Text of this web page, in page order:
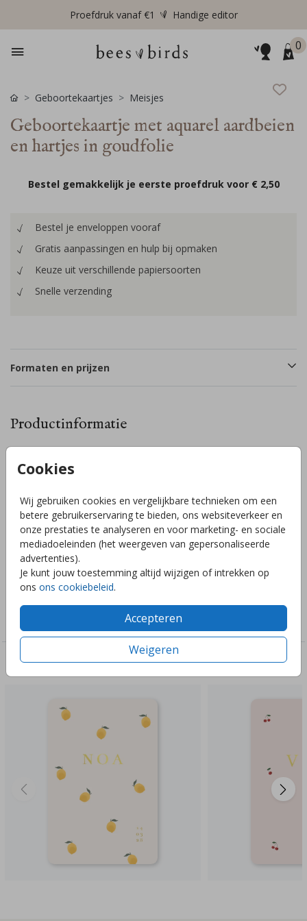
Proefdruk vanaf €1 Handige editor
0
Cookies
Wij gebruiken cookies en vergelijkbare technieken om een
betere gebruikerservaring te bieden, ons websiteverkeer en
onze prestaties te analyseren en voor marketing- en sociale
mediadoeleinden (het weergeven van gepersonaliseerde
advertenties).
Je kunt jouw toestemming altijd wijzigen of intrekken op
ons ons cookiebeleid.
Accepteren
Weigeren
Geboortekaartjes Meisjes
Geboortekaartje met aquarel aardbeien
en hartjes in goudfolie
Bestel gemakkelijk je eerste proefdruk voor € 2,50
Bestel je enveloppen vooraf
Gratis aanpassingen en hulp bij opmaken
Keuze uit verschillende papiersoorten
Snelle verzending
Formaten en prijzen
Productinformatie
Omschrijving
babynaam en de datum worden gedrukt in goudfolie. Wil je
het kaartje liever in een andere kleuren of bijvoorbeeld met
een foliedruk? Geen probleem! Met de handige editor kun je
eenvoudig aanpassingen maken naar jouw wensen. Heb je
vragen of wil je de kaart in een ander formaat? Stuur gerust
een berichtje, ik help je graag!
Toon meer
Collectie
Deze ontwerpen vind je misschien ook leuk